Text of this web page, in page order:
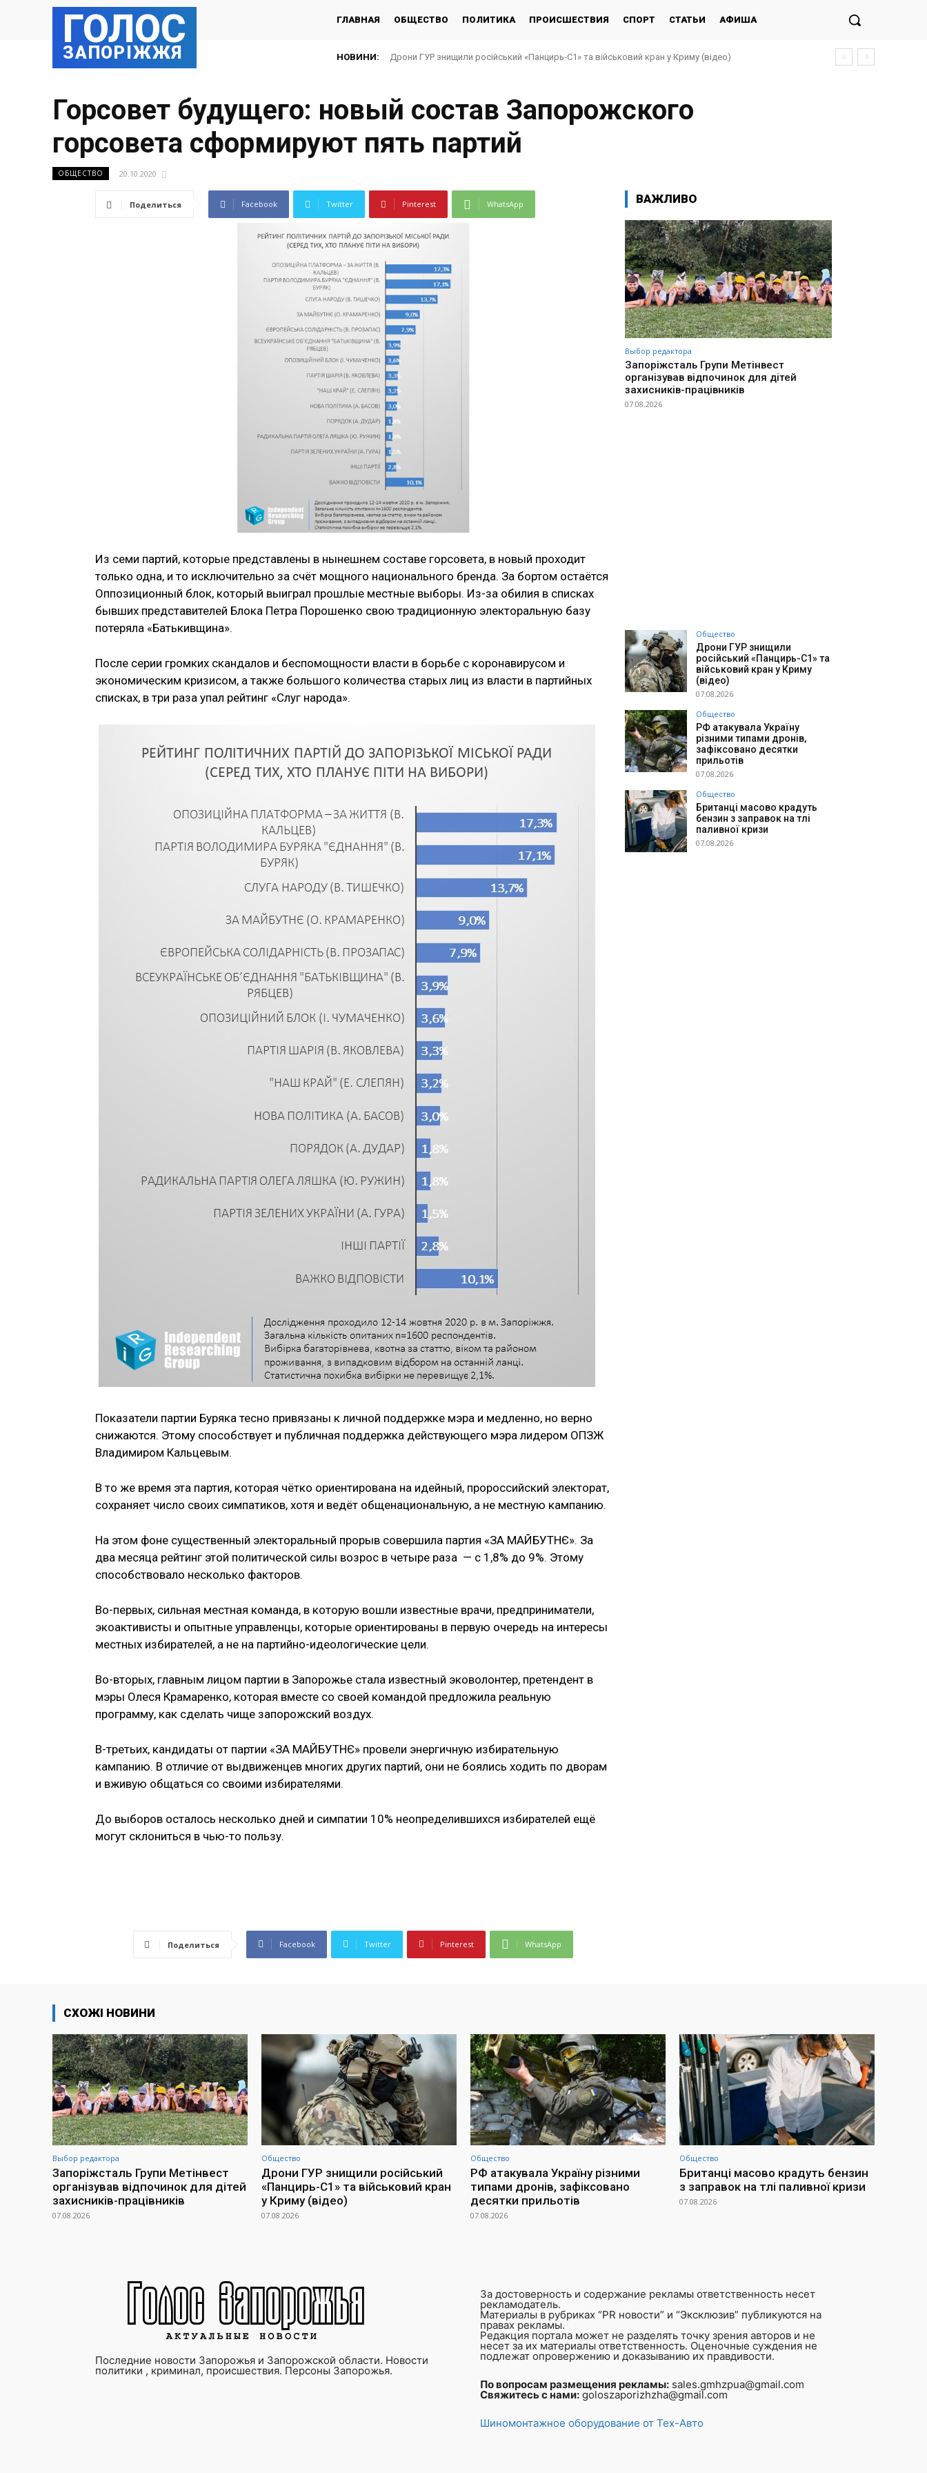
ГОЛОС
ЗАПОРІЖЖЯ
ГЛАВНАЯ ОБЩЕСТВО ПОЛИТИКА ПРОИСШЕСТВИЯ СПОРТ СТАТЬИ АФИША
НОВИНИ: Дрони ГУР знищили російський «Панцирь-С1» та військовий кран у Криму (відео)
Горсовет будущего: новый состав Запорожского
горсовета сформируют пять партий
ОБЩЕСТВО 20.10.2020
Поделиться Facebook Twitter Pinterest WhatsApp
Из семи партий, которые представлены в нынешнем составе горсовета, в новый проходит
только одна, и то исключительно за счёт мощного национального бренда. За бортом остаётся
Оппозиционный блок, который выиграл прошлые местные выборы. Из-за обилия в списках
бывших представителей Блока Петра Порошенко свою традиционную электоральную базу
потеряла «Батькивщина».
После серии громких скандалов и беспомощности власти в борьбе с коронавирусом и
экономическим кризисом, а также большого количества старых лиц из власти в партийных
списках, в три раза упал рейтинг «Слуг народа».
Показатели партии Буряка тесно привязаны к личной поддержке мэра и медленно, но верно
снижаются. Этому способствует и публичная поддержка действующего мэра лидером ОПЗЖ
Владимиром Кальцевым.
В то же время эта партия, которая чётко ориентирована на идейный, пророссийский электорат,
сохраняет число своих симпатиков, хотя и ведёт общенациональную, а не местную кампанию.
На этом фоне существенный электоральный прорыв совершила партия «ЗА МАЙБУТНЄ». За
два месяца рейтинг этой политической силы возрос в четыре раза — с 1,8% до 9%. Этому
способствовало несколько факторов.
Во-первых, сильная местная команда, в которую вошли известные врачи, предприниматели,
экоактивисты и опытные управленцы, которые ориентированы в первую очередь на интересы
местных избирателей, а не на партийно-идеологические цели.
Во-вторых, главным лицом партии в Запорожье стала известный эковолонтер, претендент в
мэры Олеся Крамаренко, которая вместе со своей командой предложила реальную
программу, как сделать чище запорожский воздух.
В-третьих, кандидаты от партии «ЗА МАЙБУТНЄ» провели энергичную избирательную
кампанию. В отличие от выдвиженцев многих других партий, они не боялись ходить по дворам
и вживую общаться со своими избирателями.
До выборов осталось несколько дней и симпатии 10% неопределившихся избирателей ещё
могут склониться в чью-то пользу.
Поделиться Facebook Twitter Pinterest WhatsApp
ВАЖЛИВО
Выбор редактора
Запоріжсталь Групи Метінвест
організував відпочинок для дітей
захисників-працівників
07.08.2026
Общество
Дрони ГУР знищили
російський «Панцирь-С1» та
військовий кран у Криму
(відео)
07.08.2026
Общество
РФ атакувала Україну
різними типами дронів,
зафіксовано десятки
прильотів
07.08.2026
Общество
Британці масово крадуть
бензин з заправок на тлі
паливної кризи
07.08.2026
СХОЖІ НОВИНИ
Выбор редактора
Запоріжсталь Групи Метінвест
організував відпочинок для дітей
захисників-працівників
07.08.2026
Общество
Дрони ГУР знищили російський
«Панцирь-С1» та військовий кран
у Криму (відео)
07.08.2026
Общество
РФ атакувала Україну різними
типами дронів, зафіксовано
десятки прильотів
07.08.2026
Общество
Британці масово крадуть бензин
з заправок на тлі паливної кризи
07.08.2026
Последние новости Запорожья и Запорожской области. Новости
политики , криминал, происшествия. Персоны Запорожья.
За достоверность и содержание рекламы ответственность несет
рекламодатель.
Материалы в рубриках “PR новости” и “Эксклюзив” публикуются на
правах рекламы.
Редакция портала может не разделять точку зрения авторов и не
несет за их материалы ответственность. Оценочные суждения не
подлежат опровержению и доказыванию их правдивости.
По вопросам размещения рекламы: sales.gmhzpua@gmail.com
Свяжитесь с нами: goloszaporizhzha@gmail.com
Шиномонтажное оборудование от Тех-Авто